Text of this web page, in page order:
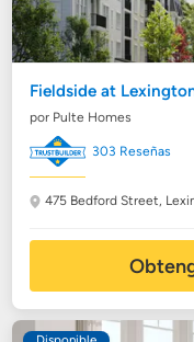
Fieldside at
por Pulte Homes
303 Reseñas
475 Bedford Street,